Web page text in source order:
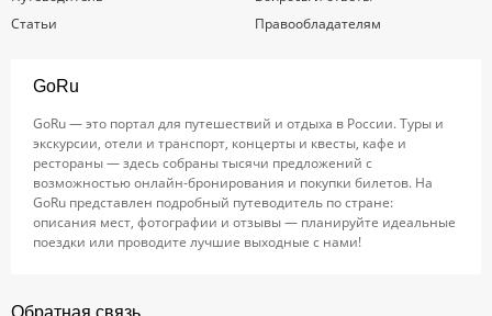
Статьи
Правообладателям
GoRu
GoRu — это портал для путешествий и отдыха в России. Туры и
экскурсии, отели и транспорт, концерты и квесты, кафе и
рестораны — здесь собраны тысячи предложений с
возможностью онлайн-бронирования и покупки билетов. На
GoRu представлен подробный путеводитель по стране:
описания мест, фотографии и отзывы — планируйте идеальные
поездки или проводите лучшие выходные с нами!
Обратная связь